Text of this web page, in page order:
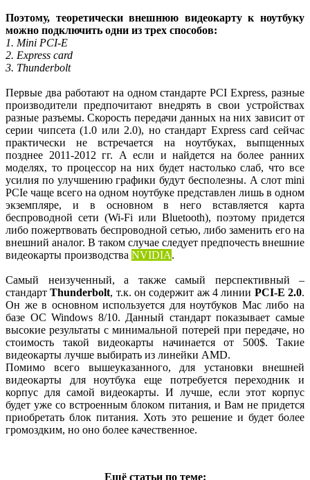
Поэтому, теоретически внешнюю видеокарту к ноутбуку
можно подключить одни из трех способов:
1. Mini PCI-E
2. Express card
3. Thunderbolt
Первые два работают на одном стандарте PCI Express, разные
производители предпочитают внедрять в свои устройствах
разные разъемы. Скорость передачи данных на них зависит от
серии чипсета (1.0 или 2.0), но стандарт Express card сейчас
практически не встречается на ноутбуках, выпщенных
позднее 2011-2012 гг. А если и найдется на более ранних
моделях, то процессор на них будет настолько слаб, что все
усилия по улучшению графики будут бесполезны. А слот mini
PCIe чаще всего на одном ноутбуке представлен лишь в одном
экземпляре, и в основном в него вставляется карта
беспроводной сети (Wi-Fi или Bluetooth), поэтому придется
либо пожертвовать беспроводной сетью, либо заменить его на
внешний аналог. В таком случае следует предпочесть внешние
видеокарты производства NVIDIA.
Самый неизученный, а также самый перспективный –
стандартThunderbolt, т.к. он содержит аж 4 линии PCI-E 2.0.
Он же в основном используется для ноутбуков Mac либо на
базе ОС Windows 8/10. Данный стандарт показывает самые
высокие результаты с минимальной потерей при передаче, но
стоимость такой видеокарты начинается от 500$. Такие
видеокарты лучше выбирать из линейки AMD.
Помимо всего вышеуказанного, для установки внешней
видеокарты для ноутбука еще потребуется переходник и
корпус для самой видеокарты. И лучше, если этот корпус
будет уже со встроенным блоком питания, и Вам не придется
приобретать блок питания. Хоть это решение и будет более
громоздким, но оно более качественное.
Ещё статьи по теме: